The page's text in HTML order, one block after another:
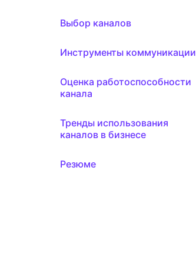
Выбор каналов
Инструменты коммуникации
Оценка работоспособности
канала
Тренды использования
каналов в бизнесе
Резюме